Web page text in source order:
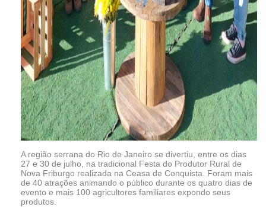
A região serrana do Rio de Janeiro se divertiu, entre os dias
27 e 30 de julho, na tradicional Festa do Produtor Rural de
Nova Friburgo realizada na Ceasa de Conquista. Foram mais
de 40 atrações animando o público durante os quatro dias de
evento e mais 100 agricultores familiares expondo seus
produtos.